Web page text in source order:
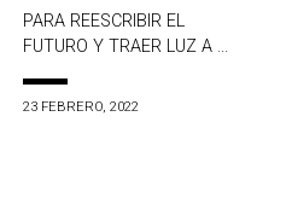
PARA REESCRIBIR EL
FUTURO Y TRAER LUZ A ...
23 FEBRERO, 2022